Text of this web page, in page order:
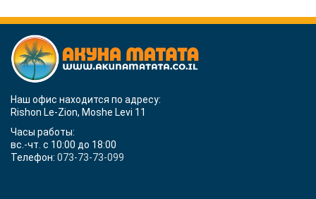
Наш офис находится по адресу:
Rishon Le-Zion, Moshe Levi 11
Часы работы:
вс.-чт. с 10:00 до 18:00
Телефон: 073-73-73-099